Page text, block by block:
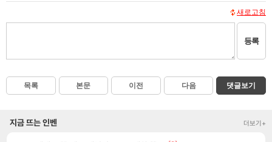
새로고침
등록
목록 본문 이전 다음 댓글보기
지금 뜨는 인벤 더보기+